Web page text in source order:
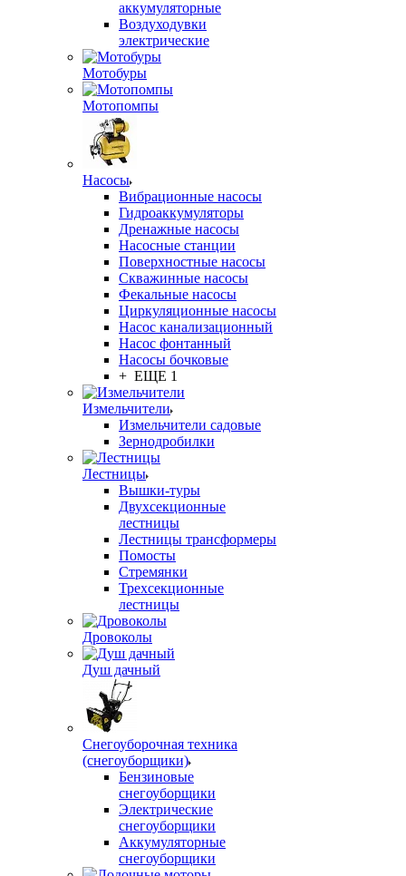
аккумуляторные
Воздуходувки
электрические
Мотобуры
Мотопомпы
Насосы
Вибрационные насосы
Гидроаккумуляторы
Дренажные насосы
Насосные станции
Поверхностные насосы
Скважинные насосы
Фекальные насосы
Циркуляционные насосы
Насос канализационный
Насос фонтанный
Насосы бочковые
+ ЕЩЕ 1
Измельчители
Измельчители садовые
Зернодробилки
Лестницы
Вышки-туры
Двухсекционные
лестницы
Лестницы трансформеры
Помосты
Стремянки
Трехсекционные
лестницы
Дровоколы
Душ дачный
Снегоуборочная техника
(снегоуборщики)
Бензиновые
снегоуборщики
Электрические
снегоуборщики
Аккумуляторные
снегоуборщики